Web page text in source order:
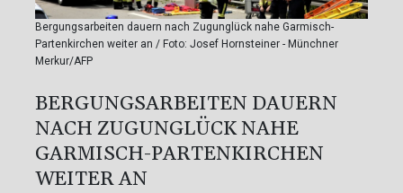
Bergungsarbeiten dauern nach Zugunglück nahe Garmisch-
Partenkirchen weiter an / Foto: Josef Hornsteiner - Münchner
Merkur/AFP
BERGUNGSARBEITEN DAUERN
NACH ZUGUNGLÜCK NAHE
GARMISCH-PARTENKIRCHEN
WEITER AN